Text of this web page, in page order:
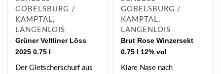
GOBELSBURG /
KAMPTAL,
LANGENLOIS
Grüner Veltliner Löss
2025 0.75 l
Der Gletscherschurf aus
GOBELSBURG /
KAMPTAL,
LANGENLOIS
Brut Rose Winzersekt
0.75 l 12% vol
Klare Nase nach